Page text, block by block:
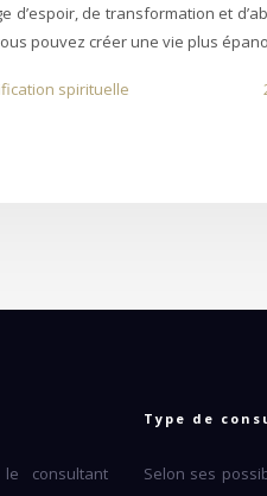
d’espoir, de transformation et
pouvez créer une vie plus
spirituelle
consultant
Type de
Selon ses